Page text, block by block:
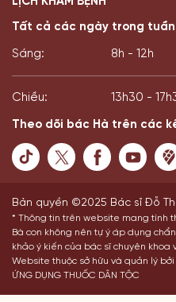
Tất cả các ngày trong tuần
Sáng: 8h - 12h
Chiều: 13h30 -
Theo dõi bác Hà trên các
Bản quyền ©2025 Bác sĩ Đỗ
* Thông tin trên website mang tính
Bà con không nên tự ý áp dụng
khảo ý kiến của bác sĩ chuyên khoa
Website thuộc sở hữu và quản lý bởi
ỨNG DỤNG THUỐC DÂN TỘC